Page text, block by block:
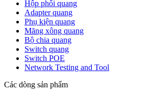
Hộp phối quang
Adapter quang
Phụ kiện quang
Măng xông quang
Bộ chia quang
Switch quang
Switch POE
Network Testing and Tool
Các dòng sản phẩm